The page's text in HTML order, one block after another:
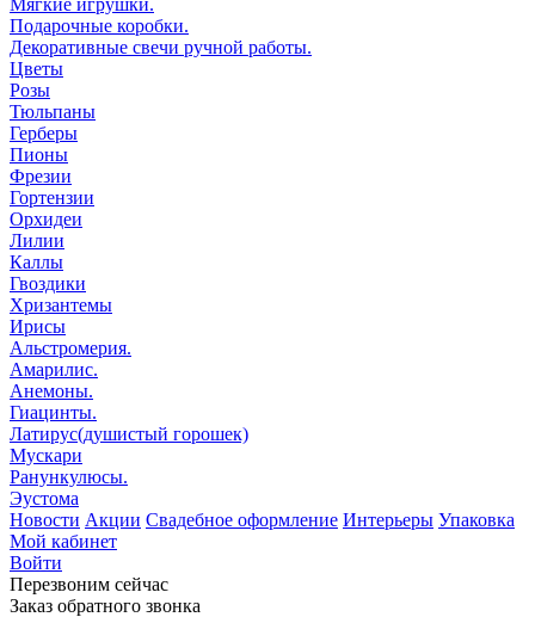
Мягкие игрушки.
Подарочные коробки.
Декоративные свечи ручной работы.
Цветы
Розы
Тюльпаны
Герберы
Пионы
Фрезии
Гортензии
Орхидеи
Лилии
Каллы
Гвоздики
Хризантемы
Ирисы
Альстромерия.
Амарилис.
Анемоны.
Гиацинты.
Латирус(душистый горошек)
Мускари
Ранункулюсы.
Эустома
Новости Акции Свадебное оформление Интерьеры Упаковка
Мой кабинет
Войти
Перезвоним сейчас
Заказ обратного звонка